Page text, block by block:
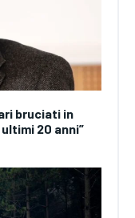
bruciati in
20 anni”